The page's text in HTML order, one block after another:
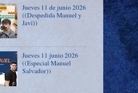
Jueves 11 de junio 2026
((Despedida Manuel y
Javi))
Jueves 11 junio 2026
((Especial Manuel
Salvador))